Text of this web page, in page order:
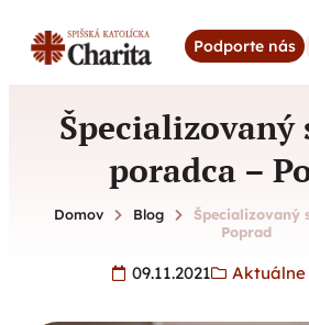
Podporte nás
Špecializovaný
poradca –
Domov Blog
Špecializovaný
Poprad
09.11.2021